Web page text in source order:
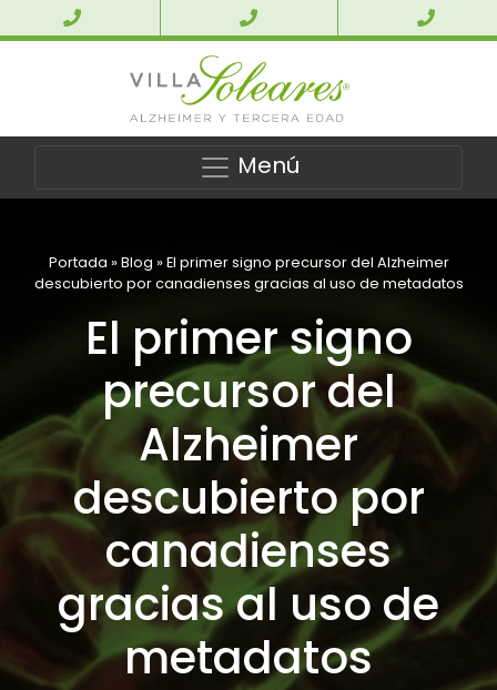
Menú
Portada » Blog » El primer signo precursor del Alzheimer
descubierto por canadienses gracias al uso de metadatos
El primer signo
precursor del
Alzheimer
descubierto por
canadienses
gracias al uso de
metadatos